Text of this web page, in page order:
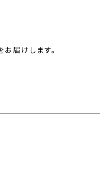
届けします。